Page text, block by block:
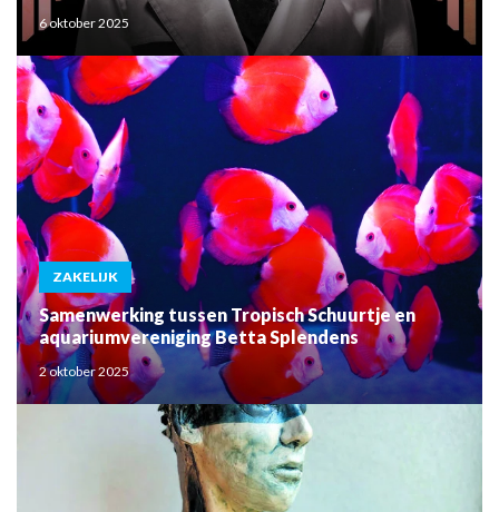
6 oktober 2025
ZAKELIJK
Samenwerking tussen Tropisch Schuurtje en
aquariumvereniging Betta Splendens
2 oktober 2025